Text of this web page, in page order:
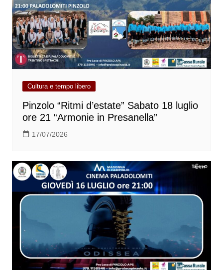
Cultura e tempo libero
Pinzolo “Ritmi d’estate” Sabato 18 luglio
ore 21 “Armonie in Presanella”
17/07/2026